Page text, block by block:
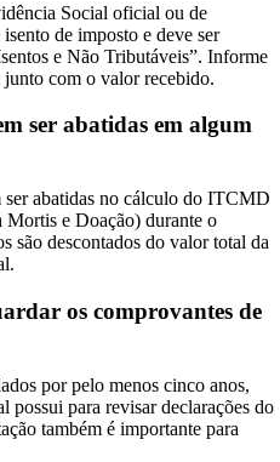
Social oficial ou de
de imposto e deve ser
e Não Tributáveis”. Informe
com o valor recebido.
ser abatidas em algum
ser abatidas no cálculo do ITCMD
Mortis e Doação) durante o
são descontados do valor total da
os comprovantes de
por pelo menos cinco anos,
possui para revisar declarações do
também é importante para